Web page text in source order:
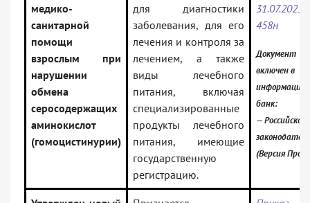
медико-
санитарной
помощи
взрослым при
нарушении
обмена
серосодержащих
аминокислот
(гомоцистинурии)
для диагностики
заболевания, для его
лечения и контроля за
лечением, а также
виды лечебного
питания, включая
специализированные
продукты лечебного
питания, имеющие
государственную
регистрацию.
458н
Документ
включен в
банк:
— Российское
(Версия Проф)